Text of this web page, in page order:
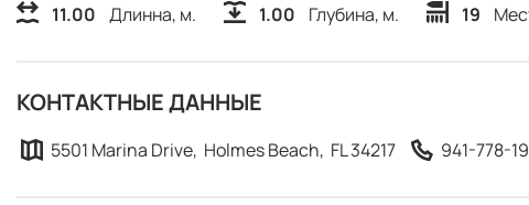
11.00 Длинна, м. 1.00 Глубина, м. 19
КОНТАКТНЫЕ ДАННЫЕ
5501 Marina Drive, Holmes Beach, FL 34217 941-778-